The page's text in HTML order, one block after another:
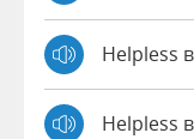
Helpless
Helpless